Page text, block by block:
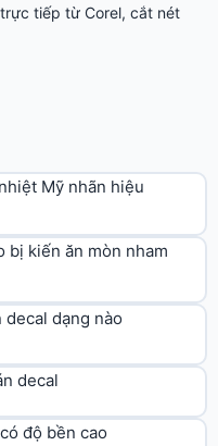
tiếp từ Corel, cắt nét
Mỹ nhãn hiệu
bị kiến ăn mòn nham
decal dạng nào
decal
độ bền cao